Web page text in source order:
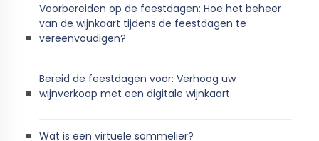
Voorbereiden op de feestdagen: Hoe het beheer
van de wijnkaart tijdens de feestdagen te
vereenvoudigen?
Bereid de feestdagen voor: Verhoog uw
wijnverkoop met een digitale wijnkaart
Wat is een virtuele sommelier?